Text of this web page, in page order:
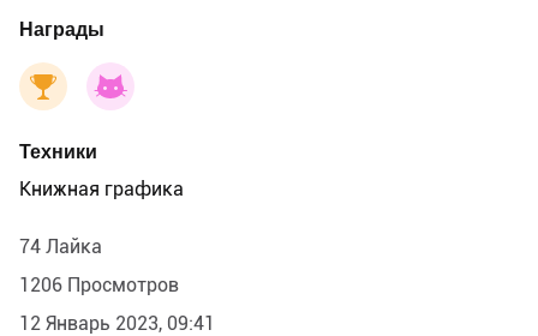
Награды
Техники
Книжная графика
74 Лайка
1206 Просмотров
12 Январь 2023, 09:41